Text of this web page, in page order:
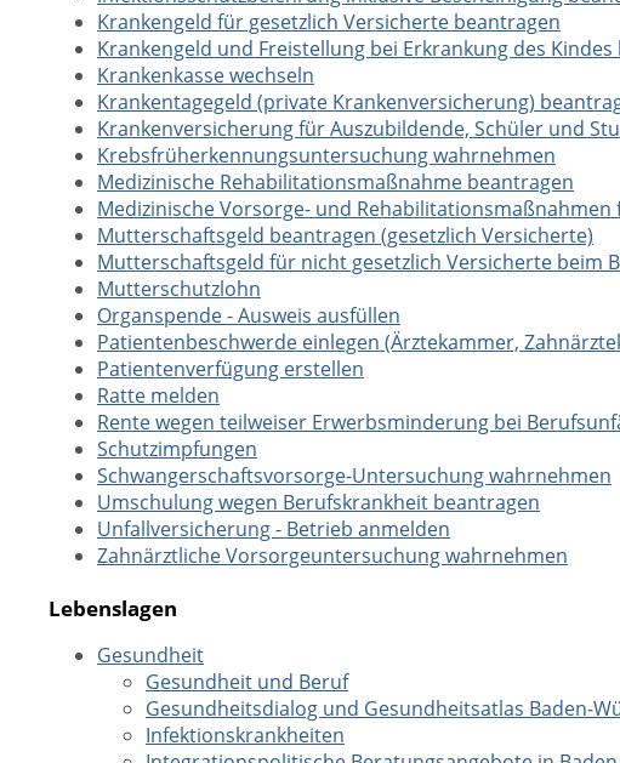
Krankengeld für gesetzlich Versicherte beantragen
Krankengeld und Freistellung bei Erkrankung des
Krankenkasse wechseln
Krankentagegeld (private Krankenversicherung)
Krankenversicherung für Auszubildende, Schüler und
Krebsfrüherkennungsuntersuchung wahrnehmen
Medizinische Rehabilitationsmaßnahme beantragen
Medizinische Vorsorge- und
Mutterschaftsgeld beantragen (gesetzlich Versicherte)
Mutterschaftsgeld für nicht gesetzlich Versicherte beim
Mutterschutzlohn
Organspende - Ausweis ausfüllen
Patientenbeschwerde einlegen (Ärztekammer,
Patientenverfügung erstellen
Ratte melden
Rente wegen teilweiser Erwerbsminderung bei
Schutzimpfungen
Schwangerschaftsvorsorge-Untersuchung wahrnehmen
Umschulung wegen Berufskrankheit beantragen
Unfallversicherung - Betrieb anmelden
Zahnärztliche Vorsorgeuntersuchung wahrnehmen
Lebenslagen
Gesundheit
Gesundheit und Beruf
Gesundheitsdialog und Gesundheitsatlas Baden-
Infektionskrankheiten